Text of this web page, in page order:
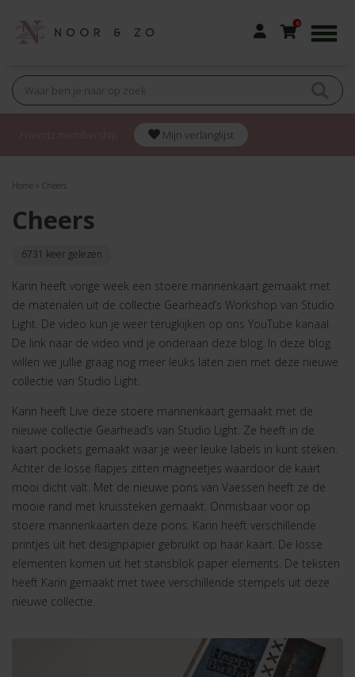
0
Mijn verlanglijst
Home » Cheers
Cheers
6731 keer gelezen
Karin heeft vorige week een stoere mannenkaart gemaakt met
de materialen uit de collectie Gearhead’s Workshop van Studio
Light. De video kun je weer terugkijken op ons YouTube kanaal.
De link naar de video vind je onderaan deze blog. In deze blog
willen we jullie graag nog meer leuks laten zien met deze nieuwe
collectie van Studio Light.
Karin heeft Live deze stoere mannenkaart gemaakt met de
nieuwe collectie Gearhead’s van Studio Light. Ze heeft in de
kaart pockets gemaakt waar je weer leuke labels in kunt steken.
Achter de losse flapjes zitten magneetjes waardoor de kaart
mooi dicht valt. Met de nieuwe pons van Vaessen heeft ze de
mooie rand met kruissteken gemaakt. Onmisbaar voor op
stoere mannenkaarten deze pons. Karin heeft verschillende
printjes uit het designpapier gebruikt op haar kaart. De losse
elementen komen uit het stansblok paper elements. De teksten
heeft Karin gemaakt met twee verschillende stempels uit deze
nieuwe collectie.